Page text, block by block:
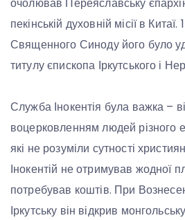
пекінській духовній місії в
Священного Синоду його було
титулу єпископа Іркутського і
Служба Інокентія була важка –
воцерковленням людей різного
які не розуміли сутності
Інокентій не отримував жодної
потребував коштів. При
Іркутську він відкрив